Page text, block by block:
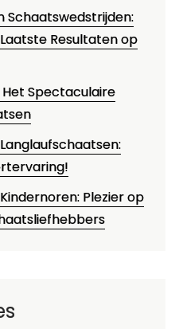
Schaatswedstrijden:
Resultaten op
Het Spectaculaire
Plezier op